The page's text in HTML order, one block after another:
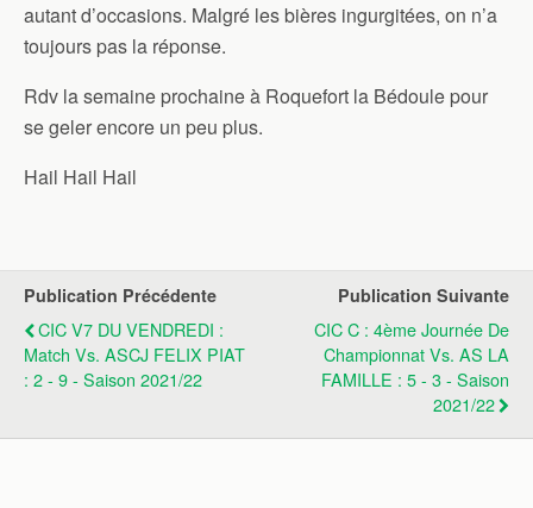
autant d’occasions. Malgré les bières ingurgitées, on n’a
toujours pas la réponse.
Rdv la semaine prochaine à Roquefort la Bédoule pour
se geler encore un peu plus.
Hail Hail Hail
Publication Précédente
CIC V7 DU VENDREDI :
Match Vs. ASCJ FELIX PIAT
: 2 - 9 - Saison 2021/22
Publication Suivante
CIC C : 4ème Journée De
Championnat Vs. AS LA
FAMILLE : 5 - 3 - Saison
2021/22